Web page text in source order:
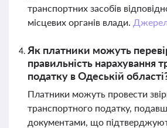
транспортних засобів
місцевих органів влади.
Як платники можуть
правильність нарахування
податку в Одеській
Платники можуть провести
транспортного податку,
документами, що